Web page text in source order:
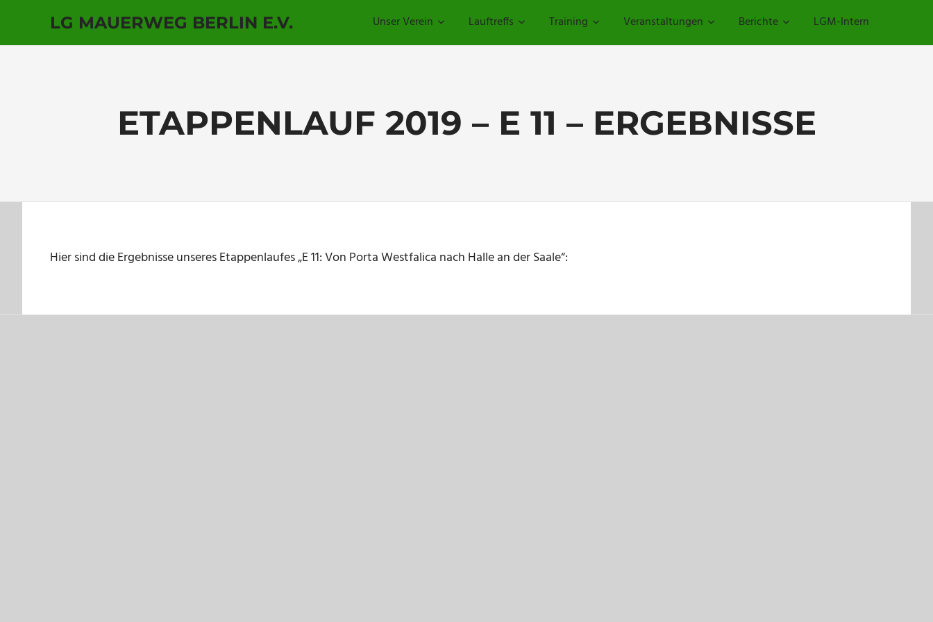
LG MAUERWEG BERLIN E.V. Unser Verein Lauftreffs Training Veranstaltungen Berichte LGM-Intern
ETAPPENLAUF 2019 – E 11 – ERGEBNISSE
Hier sind die Ergebnisse unseres Etappenlaufes „E 11: Von Porta Westfalica nach Halle an der Saale“: